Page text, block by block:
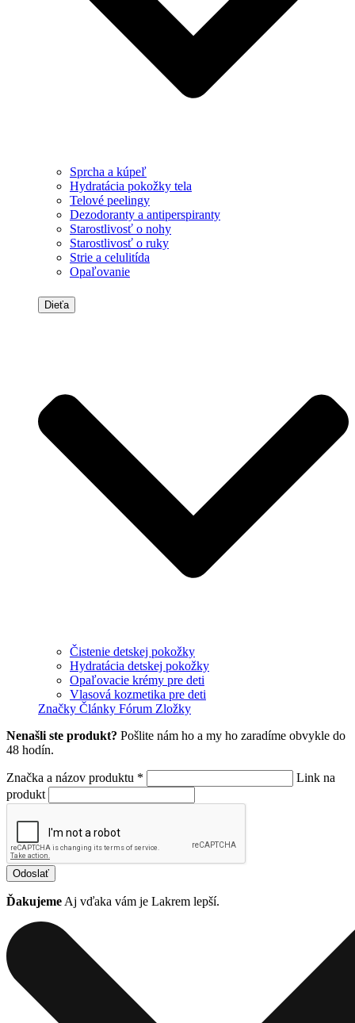
Sprcha a kúpeľ
Hydratácia pokožky tela
Telové peelingy
Dezodoranty a antiperspiranty
Starostlivosť o nohy
Starostlivosť o ruky
Strie a celulitída
Opaľovanie
Dieťa
Čistenie detskej pokožky
Hydratácia detskej pokožky
Opaľovacie krémy pre deti
Vlasová kozmetika pre deti
Značky Články Fórum Zložky
Nenašli ste produkt? Pošlite nám ho a my ho zaradíme obvykle do
48 hodín.
Značka a názov produktu *
Link na
produkt
Odoslať
Ďakujeme Aj vďaka vám je Lakrem lepší.